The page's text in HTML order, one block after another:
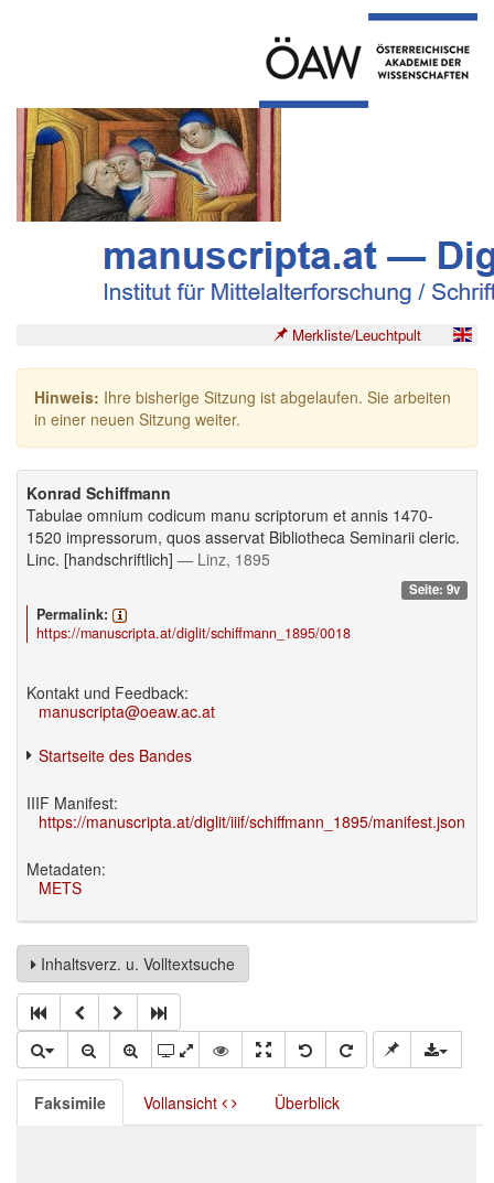
Merkliste/Leuchtpult
Hinweis: Ihre bisherige Sitzung ist abgelaufen. Sie arbeiten
in einer neuen Sitzung weiter.
Konrad Schiffmann
Tabulae omnium codicum manu scriptorum et annis 1470-
1520 impressorum, quos asservat Bibliotheca Seminarii cleric.
Linc. [handschriftlich] — Linz, 1895
Seite: 9v
Permalink:
https://manuscripta.at/diglit/schiffmann_1895/0018
Kontakt und Feedback:
manuscripta@oeaw.ac.at
Startseite des Bandes
IIIF Manifest:
https://manuscripta.at/diglit/iiif/schiffmann_1895/manifest.json
Metadaten:
METS
Inhaltsverz. u. Volltextsuche
Faksimile Vollansicht Überblick